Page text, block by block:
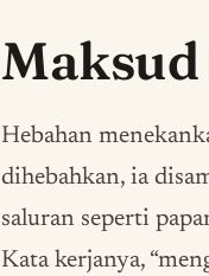
Hebahan
dihebahkan, ia
saluran seperti
Kata kerjanya,